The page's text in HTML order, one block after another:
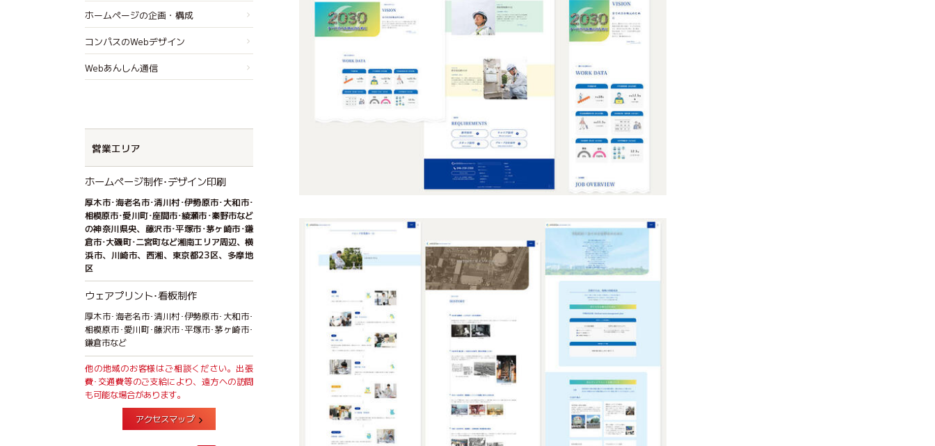
ホームページの企画・構成
コンパスのWebデザイン
Webあんしん通信
営業エリア
ホームページ制作･デザイン印刷
厚木市･海老名市･清川村･伊勢原市･大和市･
相模原市･愛川町･座間市･綾瀬市･秦野市など
の神奈川県央、藤沢市･平塚市･茅ヶ崎市･鎌
倉市･大磯町･二宮町など湘南エリア周辺、横
浜市、川崎市、西湘、東京都23区、多摩地
区
ウェアプリント･看板制作
厚木市･海老名市･清川村･伊勢原市･大和市･
相模原市･愛川町･藤沢市･平塚市･茅ヶ崎市･
鎌倉市など
他の地域のお客様はご相談ください。出張
費･交通費等のご支給により、遠方への訪問
も可能な場合があります。
アクセスマップ